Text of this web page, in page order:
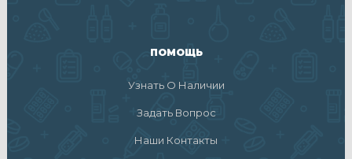
ПОМОЩЬ
Узнать О Наличии
Задать Вопрос
Наши Контакты